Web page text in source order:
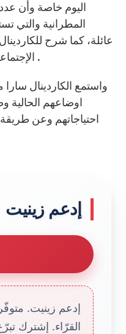
اليوم خاصة وأن
عائلة، كما شرح
الإجتماعية الذي يقوم بمساعدة النازحين .
واستمع الكاردينال
اوضاعهم الحالية
احتياجاتهم وعن
إدعم زينيت
إدعم زينيت.
القرّاء. إشترك